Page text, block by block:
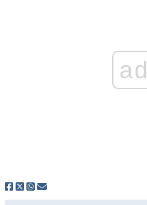
ad